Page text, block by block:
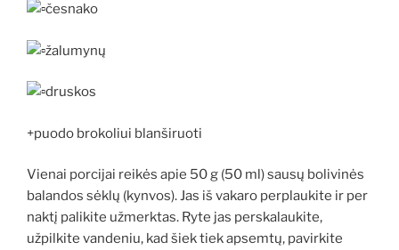
česnako
žalumynų
druskos
+puodo brokoliui blanširuoti
Vienai porcijai reikės apie 50 g (50 ml) sausų bolivinės
balandos sėklų (kynvos). Jas iš vakaro perplaukite ir per
naktį palikite užmerktas. Ryte jas perskalaukite,
užpilkite vandeniu, kad šiek tiek apsemtų, pavirkite